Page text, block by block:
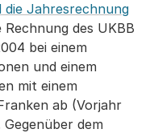
Jahresrechnung
Rechnung des UKBB
bei einem
und einem
mit einem
ab (Vorjahr
dem